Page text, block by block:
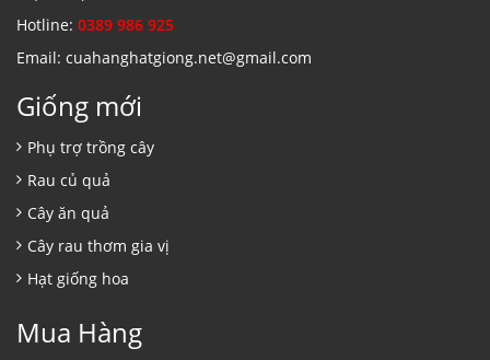
Hotline: 0389 986 925
Email: cuahanghatgiong.net@gmail.com
Giống mới
Phụ trợ trồng cây
Rau củ quả
Cây ăn quả
Cây rau thơm gia vị
Hạt giống hoa
Mua Hàng